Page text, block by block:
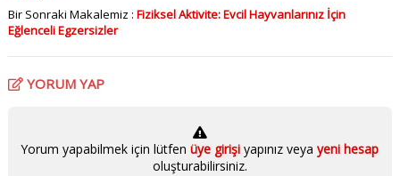
Bir Sonraki Makalemiz : Fiziksel Aktivite: Evcil Hayvanlarınız İçin
Eğlenceli Egzersizler
YORUM YAP
Yorum yapabilmek için lütfenüye girişiyapınız veya yeni hesap
oluşturabilirsiniz.